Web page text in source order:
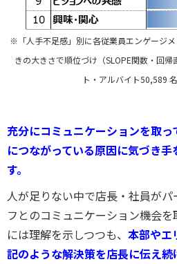
※「人手不足感」別に各従業員エンゲージ
きの大きさで順位づけ（SLOPE関数・回
ト・アルバイト50,589
充分にコミュニケーションを取
につながっている原因に気づき
す。
人が足りない中で店長・社員が
フとのコミュニケーション機会
には理解を示しつつも、 本部やエ
記のような解決策を店長に伝え